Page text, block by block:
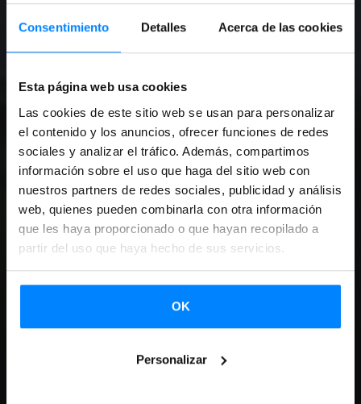
Consentimiento Detalles Acerca de las cookies
Esta página web usa cookies
Las cookies de este sitio web se usan para personalizar
el contenido y los anuncios, ofrecer funciones de redes
sociales y analizar el tráfico. Además, compartimos
información sobre el uso que haga del sitio web con
nuestros partners de redes sociales, publicidad y análisis
web, quienes pueden combinarla con otra información
que les haya proporcionado o que hayan recopilado a
partir del uso que haya hecho de sus servicios.
OK
Personalizar